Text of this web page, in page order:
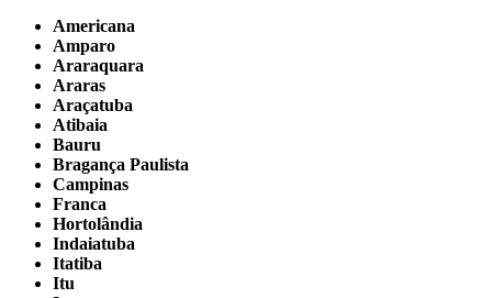
Americana
Amparo
Araraquara
Araras
Araçatuba
Atibaia
Bauru
Bragança Paulista
Campinas
Franca
Hortolândia
Indaiatuba
Itatiba
Itu